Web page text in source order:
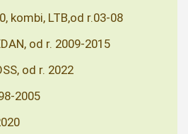
kombi, LTB,od r.03-08
od r. 2009-2015
od r. 2022
2005